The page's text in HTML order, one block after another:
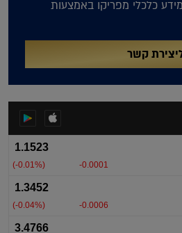
כלכלי מפריקו באמצעות
קשר